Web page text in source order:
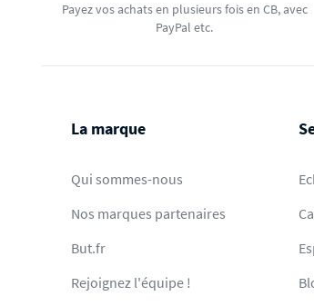
Payez vos achats en plusieurs fois en CB, avec
PayPal etc.
La marque
Qui sommes-nous
Nos marques partenaires
But.fr
Rejoignez l'équipe !